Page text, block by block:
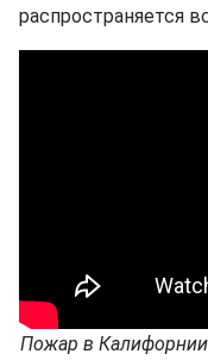
распространяется
Пожар в Калифорнии